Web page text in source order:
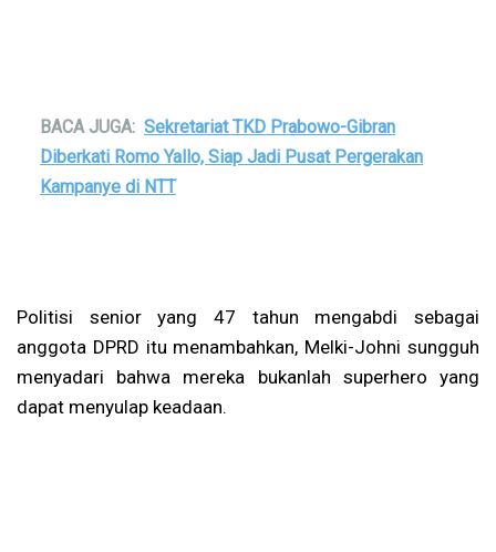
BACA JUGA: Sekretariat TKD Prabowo-Gibran
Diberkati Romo Yallo, Siap Jadi Pusat Pergerakan
Kampanye di NTT
Politisi senior yang 47 tahun mengabdi sebagai
anggota DPRD itu menambahkan, Melki-Johni sungguh
menyadari bahwa mereka bukanlah superhero yang
dapat menyulap keadaan.